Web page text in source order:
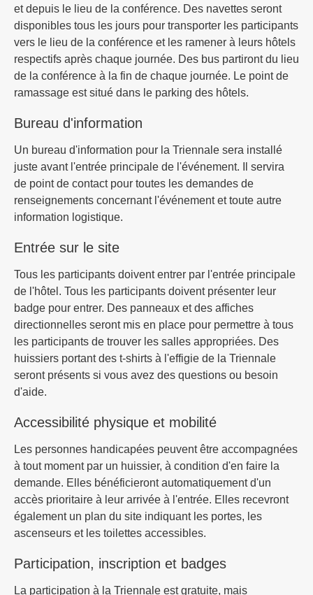
et depuis le lieu de la conférence. Des navettes seront
disponibles tous les jours pour transporter les participants
vers le lieu de la conférence et les ramener à leurs hôtels
respectifs après chaque journée. Des bus partiront du lieu
de la conférence à la fin de chaque journée. Le point de
ramassage est situé dans le parking des hôtels.
Bureau d'information
Un bureau d'information pour la Triennale sera installé
juste avant l'entrée principale de l'événement. Il servira
de point de contact pour toutes les demandes de
renseignements concernant l'événement et toute autre
information logistique.
Entrée sur le site
Tous les participants doivent entrer par l'entrée principale
de l'hôtel. Tous les participants doivent présenter leur
badge pour entrer. Des panneaux et des affiches
directionnelles seront mis en place pour permettre à tous
les participants de trouver les salles appropriées. Des
huissiers portant des t-shirts à l'effigie de la Triennale
seront présents si vous avez des questions ou besoin
d'aide.
Accessibilité physique et mobilité
Les personnes handicapées peuvent être accompagnées
à tout moment par un huissier, à condition d'en faire la
demande. Elles bénéficieront automatiquement d'un
accès prioritaire à leur arrivée à l'entrée. Elles recevront
également un plan du site indiquant les portes, les
ascenseurs et les toilettes accessibles.
Participation, inscription et badges
La participation à la Triennale est gratuite, mais